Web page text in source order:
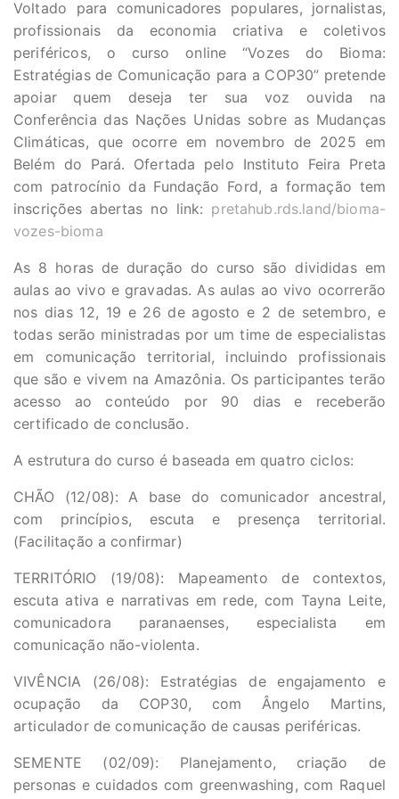
Voltado para comunicadores populares, jornalistas,
profissionais da economia criativa e coletivos
periféricos, o curso online “Vozes do Bioma:
Estratégias de Comunicação para a COP30” pretende
apoiar quem deseja ter sua voz ouvida na
Conferência das Nações Unidas sobre as Mudanças
Climáticas, que ocorre em novembro de 2025 em
Belém do Pará. Ofertada pelo Instituto Feira Preta
com patrocínio da Fundação Ford, a formação tem
inscrições abertas no link: pretahub.rds.land/bioma-
vozes-bioma
As 8 horas de duração do curso são divididas em
aulas ao vivo e gravadas. As aulas ao vivo ocorrerão
nos dias 12, 19 e 26 de agosto e 2 de setembro, e
todas serão ministradas por um time de especialistas
em comunicação territorial, incluindo profissionais
que são e vivem na Amazônia. Os participantes terão
acesso ao conteúdo por 90 dias e receberão
certificado de conclusão.
A estrutura do curso é baseada em quatro ciclos:
CHÃO (12/08): A base do comunicador ancestral,
com princípios, escuta e presença territorial.
(Facilitação a confirmar)
TERRITÓRIO (19/08): Mapeamento de contextos,
escuta ativa e narrativas em rede, com Tayna Leite,
comunicadora paranaenses, especialista em
comunicação não-violenta.
VIVÊNCIA (26/08): Estratégias de engajamento e
ocupação da COP30, com Ângelo Martins,
articulador de comunicação de causas periféricas.
SEMENTE (02/09): Planejamento, criação de
personas e cuidados com greenwashing, com Raquel